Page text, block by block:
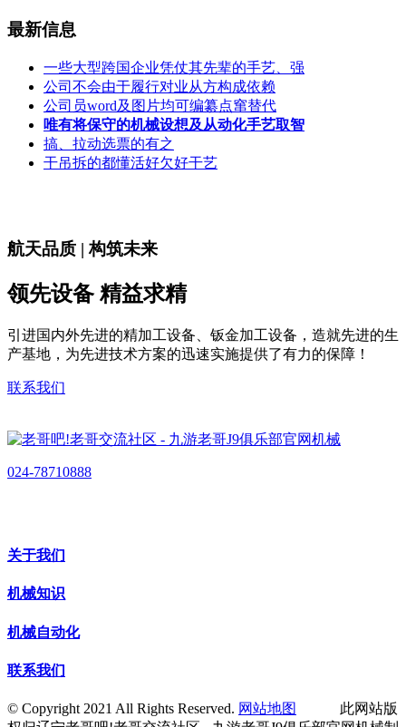
最新信息
一些大型跨国企业凭仗其先辈的手艺、强
公司不会由于履行对业从方构成依赖
公司员word及图片均可编纂点窜替代
唯有将保守的机械设想及从动化手艺取智
搞、拉动选票的有之
干吊拆的都懂活好欠好干艺
航天品质 | 构筑未来
领先设备 精益求精
引进国内外先进的精加工设备、钣金加工设备，造就先进的生
产基地，为先进技术方案的迅速实施提供了有力的保障！
联系我们
024-78710888
关于我们
机械知识
机械自动化
联系我们
© Copyright 2021 All Rights Reserved. 网站地图
此网站版